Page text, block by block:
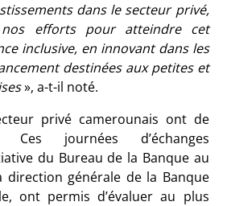
dans le secteur privé,
efforts pour atteindre cet
inclusive, en innovant dans les
destinées aux petites et
», a-t-il noté.
privé camerounais ont de
journées d’échanges
du Bureau de la Banque au
direction générale de la Banque
ont permis d’évaluer au plus